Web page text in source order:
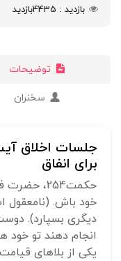
بازدید
4435بازدید
توضیحات
سخنران
جلسات اخلاق
برای انفاق
حکمت254،
خود باش.
دیگری بسپارد).
انجام دهند تو خود
یکی از بلاهای